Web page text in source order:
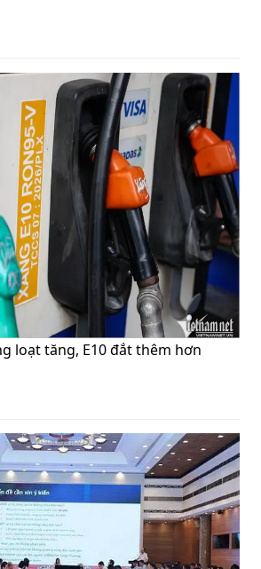
loạt tăng, E10 đắt thêm hơn